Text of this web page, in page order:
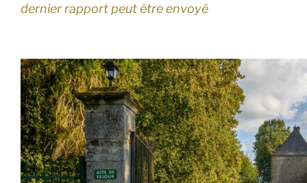
dernier rapport peut être envoyé